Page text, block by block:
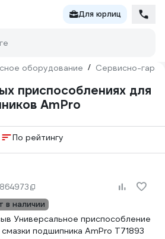
Для юрлиц
оборудование / Сервисно-
приспособлениях для
AmPro
По рейтингу
в наличии
Универсальное приспособление
подшипника AmPro T71893